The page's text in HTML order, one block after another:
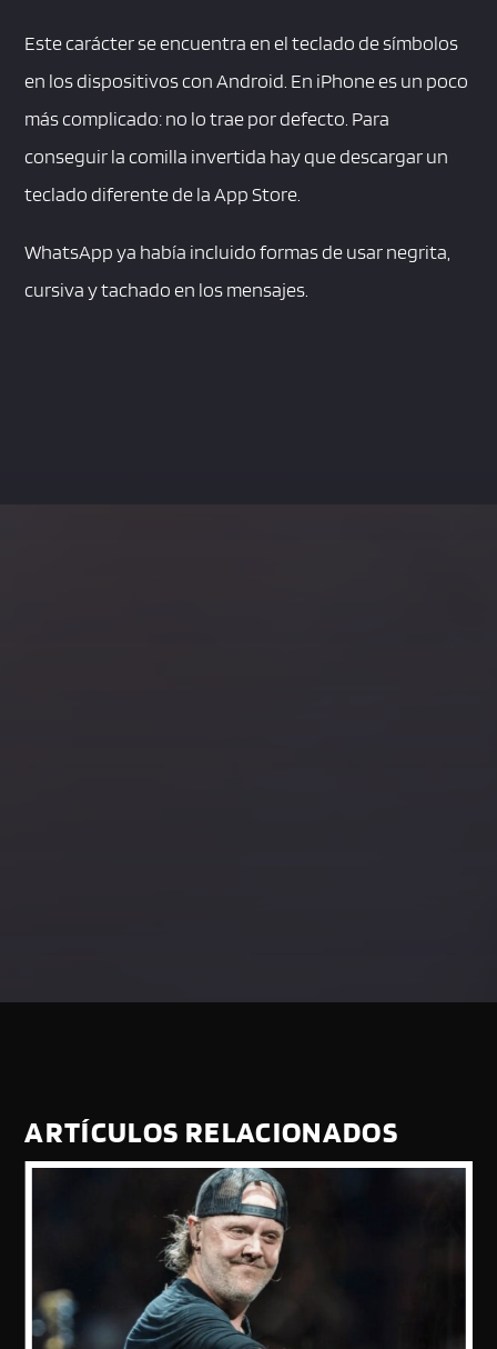
Este carácter se encuentra en el teclado de símbolos
en los dispositivos con Android. En iPhone es un poco
más complicado: no lo trae por defecto. Para
conseguir la comilla invertida hay que descargar un
teclado diferente de la App Store.
WhatsApp ya había incluido formas de usar negrita,
cursiva y tachado en los mensajes.
ARTÍCULOS RELACIONADOS